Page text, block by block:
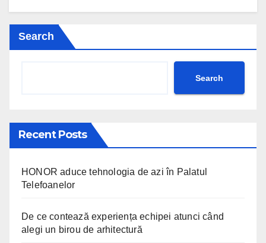
Search
Search
Recent Posts
HONOR aduce tehnologia de azi în Palatul
Telefoanelor
De ce contează experiența echipei atunci când
alegi un birou de arhitectură